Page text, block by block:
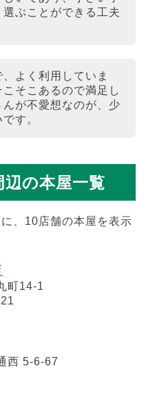
ぶことができる工夫
よく利用していま
そこあるので満足し
が不愛想なのが、少
す。
辺の本屋一覧
、10店舗の本屋を表示
町14-1
西 5-6-67